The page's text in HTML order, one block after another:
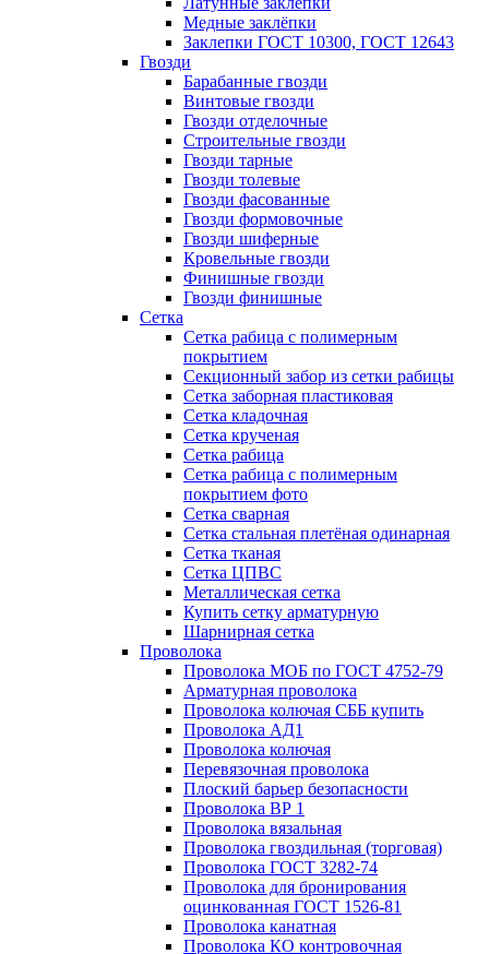
Медные заклёпки
Заклепки ГОСТ 10300, ГОСТ 12643
Гвозди
Барабанные гвозди
Винтовые гвозди
Гвозди отделочные
Строительные гвозди
Гвозди тарные
Гвозди толевые
Гвозди фасованные
Гвозди формовочные
Гвозди шиферные
Кровельные гвозди
Финишные гвозди
Гвозди финишные
Сетка
Сетка рабица с полимерным
покрытием
Секционный забор из сетки рабицы
Сетка заборная пластиковая
Сетка кладочная
Сетка крученая
Сетка рабица
Сетка рабица с полимерным
покрытием фото
Сетка сварная
Сетка стальная плетёная одинарная
Сетка тканая
Сетка ЦПВС
Металлическая сетка
Купить сетку арматурную
Шарнирная сетка
Проволока
Проволока МОБ по ГОСТ 4752-79
Арматурная проволока
Проволока колючая СББ купить
Проволока АД1
Проволока колючая
Перевязочная проволока
Плоский барьер безопасности
Проволока ВР 1
Проволока вязальная
Проволока гвоздильная (торговая)
Проволока ГОСТ 3282-74
Проволока для бронирования
оцинкованная ГОСТ 1526-81
Проволока канатная
Проволока КО контровочная